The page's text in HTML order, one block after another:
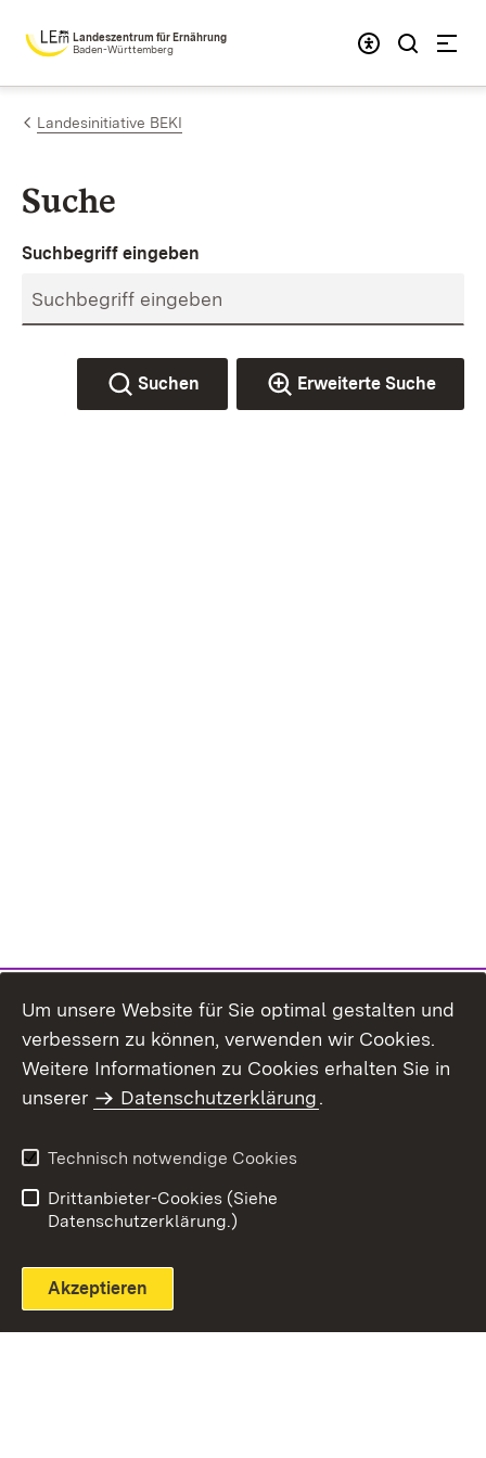
Zum Inhalt springen
Landeszentrum für Ernährung
Baden-Württemberg
Landesinitiative BEKI
Suche
Suchbegriff eingeben
Suchen Erweiterte Suche
Themenübersicht
Um unsere Website für Sie optimal gestalten und
verbessern zu können, verwenden wir Cookies.
Weitere Informationen zu Cookies erhalten Sie in
unserer
Datenschutzerklärung.
Technisch notwendige Cookies
Drittanbieter-Cookies (Siehe
Datenschutzerklärung.)
Akzeptieren